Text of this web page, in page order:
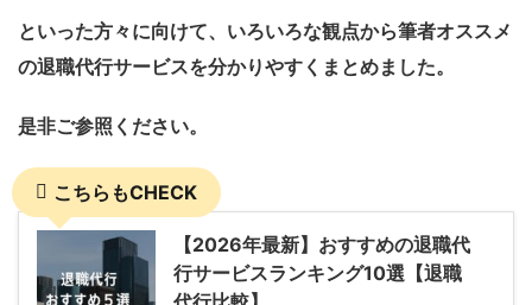
といった方々に向けて、いろいろな観点から筆者オススメ
の退職代行サービスを分かりやすくまとめました。
是非ご参照ください。
こちらもCHECK
【2026年最新】おすすめの退職代
行サービスランキング10選【退職